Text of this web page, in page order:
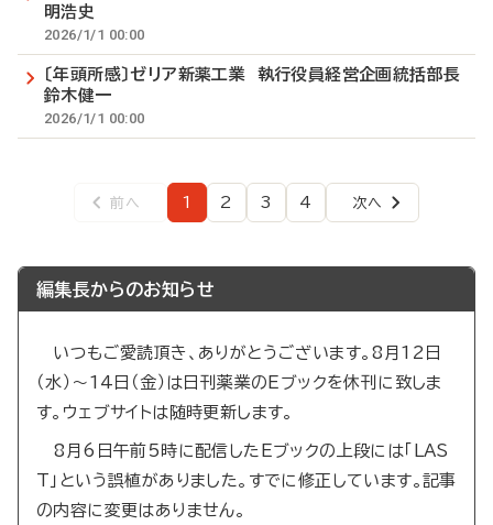
明浩史
2026/1/1 00:00
〔年頭所感〕ゼリア新薬工業 執行役員経営企画統括部長
鈴木健一
2026/1/1 00:00
ー
り
前
前へ
ペ
ー
1
ペ
ー
2
ペ
ー
3
ペ
ー
4
次
ペ
次へ
編集長からのお知らせ
いつもご愛読頂き、ありがとうございます。8月12日
（水）～14日（金）は日刊薬業のEブックを休刊に致しま
す。ウェブサイトは随時更新します。
8月6日午前5時に配信したEブックの上段には「LAS
T」という誤植がありました。すでに修正しています。記事
の内容に変更はありません。